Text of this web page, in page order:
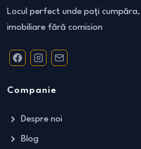
Locul perfect unde poți
imobiliare fără comision
Companie
Despre noi
Blog